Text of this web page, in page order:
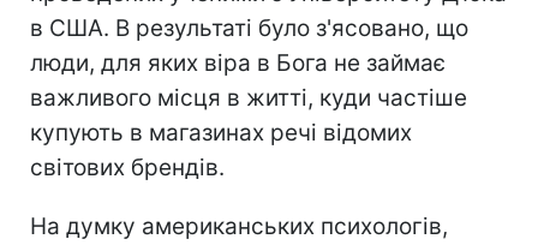
в США. В результаті було з'ясовано, що
люди, для яких віра в Бога не займає
важливого місця в житті, куди частіше
купують в магазинах речі відомих
світових брендів.
На думку американських психологів,